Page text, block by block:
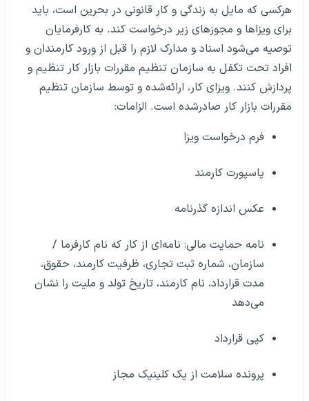
هرکسی که مایل به زندگی و کار قانونی در بحرین است، باید
برای ویزاها و مجوزهای زیر درخواست کند. به کارفرمایان
توصیه می‌شود اسناد و مدارک لازم را قبل از ورود کارمندان و
افراد تحت تکفل به سازمان تنظیم مقررات بازار کار تنظیم و
پردازش کنند. ویزای کار، ارائه‌شده و توسط سازمان تنظیم
مقررات بازار کار صادرشده است. الزامات:
فرم درخواست ویزا
پاسپورت کارمند
عکس اندازه گذرنامه
نامه حمایت مالی: نامه‌ای از کار که نام کارفرما /
سازمان، شماره ثبت تجاری، ظرفیت کارمند، حقوق،
مدت قرارداد، نام کارمند، تاریخ تولد و ملیت را نشان
می‌دهد
کپی قرارداد
پرونده سلامت از یک کلینیک مجاز